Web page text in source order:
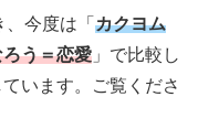
今度は「 カクヨム
う＝恋愛 」で比較し
います。ご覧くださ